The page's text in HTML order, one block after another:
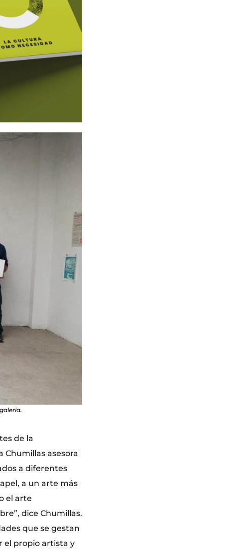
de la
Chumillas asesora
a diferentes
a un arte más
el arte
dice Chumillas.
que se gestan
el propio artista y